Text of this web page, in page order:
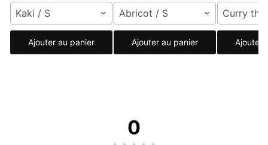
Kaki / S
Ajouter au panier
Abricot / S
Ajouter au panier
Curry
Ajouter
0